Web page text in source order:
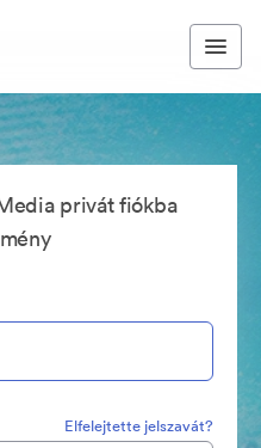
privát fiókba
Elfelejtette jelszavát?